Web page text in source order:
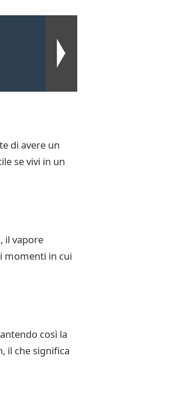
di avere un
se vivi in un
il vapore
momenti in cui
così la
il che significa